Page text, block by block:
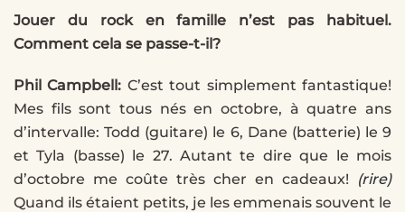
Jouer du rock en famille n’est pas habituel.
Comment cela se passe-t-il?
Phil Campbell: C’est tout simplement fantastique!
Mes fils sont tous nés en octobre, à quatre ans
d’intervalle: Todd (guitare) le 6, Dane (batterie) le 9
et Tyla (basse) le 27. Autant te dire que le mois
d’octobre me coûte très cher en cadeaux!
(rire)
Quand ils étaient petits, je les emmenais souvent le